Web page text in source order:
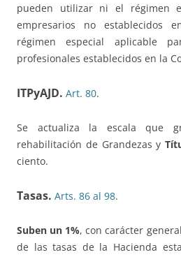
pueden utilizar ni el régimen
empresarios no establecidos
régimen especial aplicable
profesionales establecidos en la
ITPyAJD. Art. 80.
Se actualiza la escala que
rehabilitación de Grandezas y
ciento.
Tasas. Arts. 86 al 98.
Suben un 1%, con carácter
de las tasas de la Hacienda